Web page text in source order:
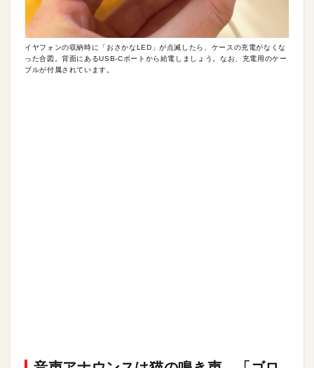
イヤフォンの収納時に「おさかなLED」が点滅したら、ケースの充電がなくな
った合図。背面にあるUSB-Cポートから給電しましょう。なお、充電用のケー
ブルが付属されています。